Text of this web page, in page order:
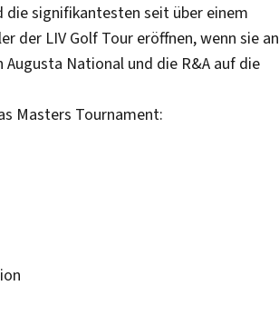
die signifikantesten seit über einem
der LIV Golf Tour eröffnen, wenn sie an
National und die R&A auf die
Masters Tournament: